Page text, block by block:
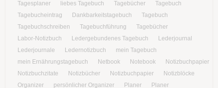
Tagesplaner
liebes Tagebuch Tagebücher
Tagebuch
Tagebucheintrag
Dankbarkeitstagebuch
Tagebuch
Tagebuchschreiben
Tagebuchführung
Tagebücher
Labor-Notizbuch
Ledergebundenes Tagebuch
Lederjournal
Lederjournale
Ledernotizbuch
mein Tagebuch
mein Ernährungstagebuch
Netbook Notebook
Notizbuchpapier
Notizbuchzitate
Notizbücher Notizbuchpapier
Notizblöcke
Organizer
persönlicher Organizer Planer Planer